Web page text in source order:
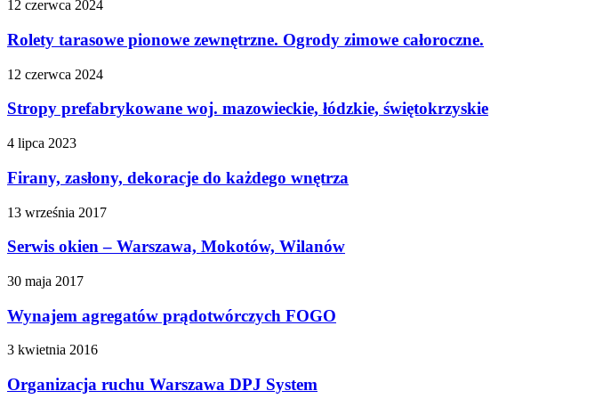
12 czerwca 2024
Rolety tarasowe pionowe zewnętrzne. Ogrody zimowe całoroczne.
12 czerwca 2024
Stropy prefabrykowane woj. mazowieckie, łódzkie, świętokrzyskie
4 lipca 2023
Firany, zasłony, dekoracje do każdego wnętrza
13 września 2017
Serwis okien – Warszawa, Mokotów, Wilanów
30 maja 2017
Wynajem agregatów prądotwórczych FOGO
3 kwietnia 2016
Organizacja ruchu Warszawa DPJ System